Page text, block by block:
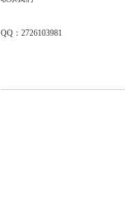
QQ：2726103981